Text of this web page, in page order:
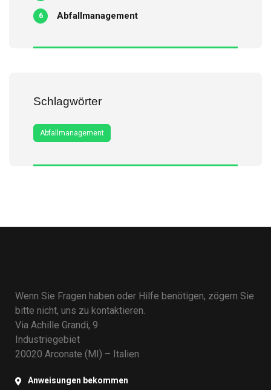
Abfallmanagement
6
Schlagwörter
Abfallmanagement
Wenn Sie Fragen haben oder Hilfe benötigen, zögern Sie
bitte nicht, uns zu kontaktieren.
Via Achille Grandi, 9
Industriegebiet
20020 Arconate (MI) – Italien
Anweisungen bekommen